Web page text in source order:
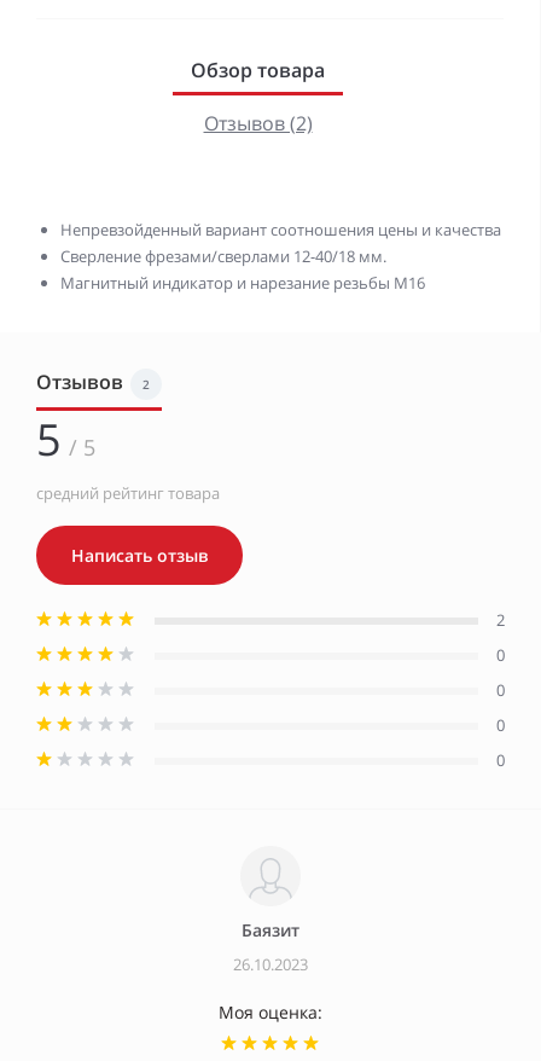
Обзор товара
Отзывов (2)
Непревзойденный вариант соотношения цены и качества
Сверление фрезами/сверлами 12-40/18 мм.
Магнитный индикатор и нарезание резьбы М16
Отзывов 2
5 / 5
средний рейтинг товара
Написать отзыв
2
0
0
0
0
Баязит
26.10.2023
Моя оценка: